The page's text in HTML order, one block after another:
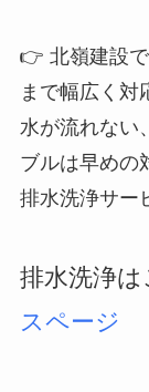
👉 北嶺建設で
まで幅広く対
水が流れない
ブルは早めの
排水洗浄サー
排水洗浄
スページ